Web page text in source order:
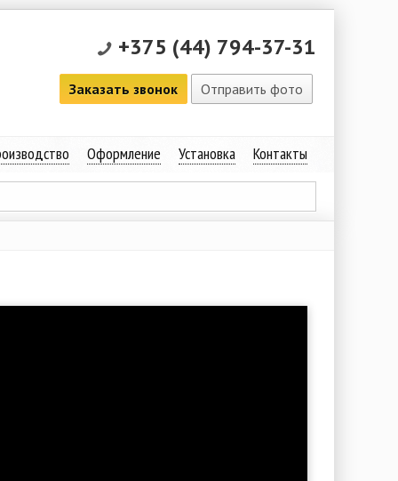
+375 (44) 794-37-31
Заказать звонок Отправить фото
Оформление Установка Контакты